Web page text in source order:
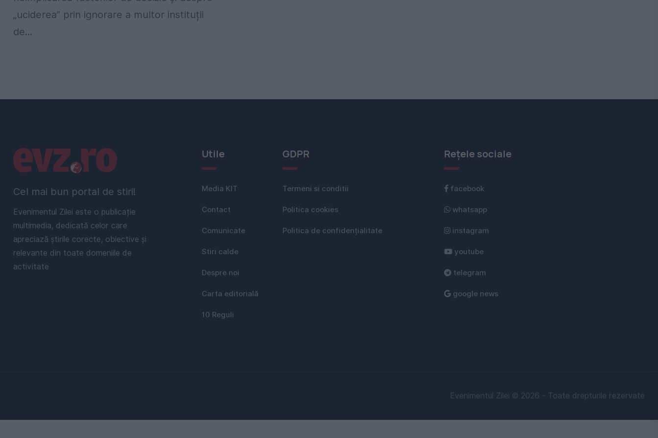
„uciderea” prin ignorare a multor instituții
de...
Cel mai bun portal de stiri!
Evenimentul Zilei este o publicație
multimedia, dedicată celor care
apreciază știrile corecte, obiective și
relevante din toate domeniile de
activitate
Linkuri utile Utile
Media KIT
Contact
Comunicate
Stiri calde
Despre noi
Carta editorială
10 Reguli
GDPR
Termeni si conditii
Politica cookies
Politica de confidențialitate
Rețele sociale
facebook
whatsapp
instagram
youtube
telegram
google news
Evenimentul Zilei © 2026 - Toate drepturile rezervate